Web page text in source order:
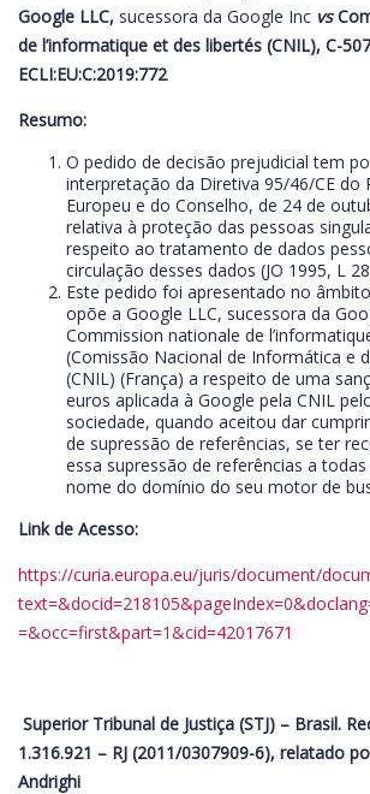
Google LLC, sucessora da Google Inc vs
de l’informatique et des libertés (CNIL), C-
ECLI:EU:C:2019:772
Resumo:
O pedido de decisão prejudicial tem
interpretação da Diretiva 95/46/CE do
Europeu e do Conselho, de 24 de
relativa à proteção das pessoas
respeito ao tratamento de dados
circulação desses dados (JO 1995, L
Este pedido foi apresentado no
opõe a Google LLC, sucessora da
Commission nationale de
(Comissão Nacional de Informática e
(CNIL) (França) a respeito de uma
euros aplicada à Google pela CNIL
sociedade, quando aceitou dar
de supressão de referências, se ter
essa supressão de referências a
nome do domínio do seu motor de
Link de Acesso:
https://curia.europa.eu/juris/document/
=&occ=first&part=1&cid=42017671
Superior Tribunal de Justiça (STJ) – Brasil.
1.316.921 – RJ (2011/0307909-6), relatado
Andrighi